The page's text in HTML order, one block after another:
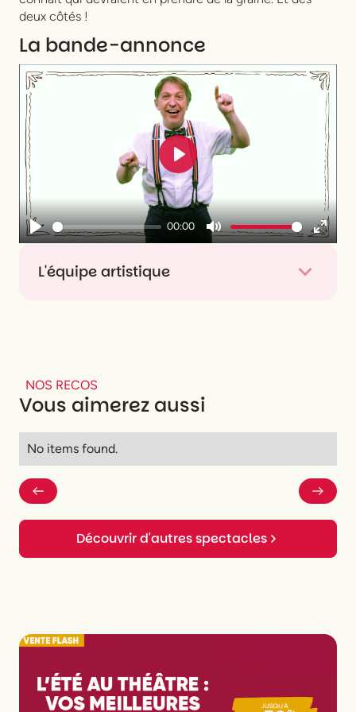
deux côtés !
La bande-annonce
Play
00:00
Mute
Enter
Play
L'équipe artistique
NOS RECOS
Vous aimerez aussi
No items found.
Découvrir d'autres spectacles